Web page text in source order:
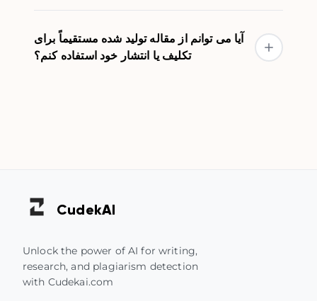
آیا می توانم از مقاله تولید شده مستقیماً برای
تکلیف یا انتشار خود استفاده کنم؟
CudekAI
Unlock the power of AI for writing,
research, and plagiarism detection
with Cudekai.com